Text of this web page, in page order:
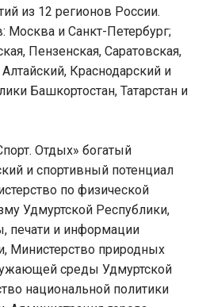
из 12 регионов России.
Москва и Санкт-Петербург;
Пензенская, Саратовская,
Краснодарский и
Башкортостан, Татарстан и
Отдых» богатый
и спортивный потенциал
по физической
Удмуртской Республики,
печати и информации
Министерство природных
среды Удмуртской
национальной политики